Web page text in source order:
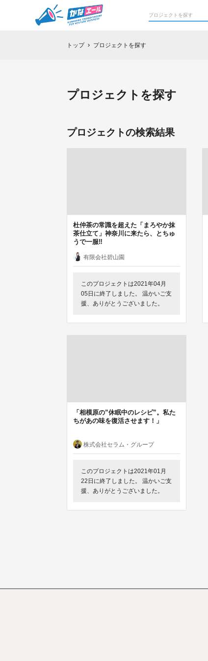
トップ chevron_right プロジェクトを探す
プロジェクトを探す
プロジェクトの検索結果
杜仲茶の常識を超えた「まろやか抹
茶仕立て」神奈川に来たら、とちゅ
うで一服‼
有限会社碧山園
このプロジェクトは2021年04月
05日に終了しました。 温かいご支
援、ありがとうございました。
「相模原の”休眠中のレシピ”。私た
ちがあの味を復活させます！」
株式会社セラム・グループ
このプロジェクトは2021年01月
22日に終了しました。 温かいご支
援、ありがとうございました。